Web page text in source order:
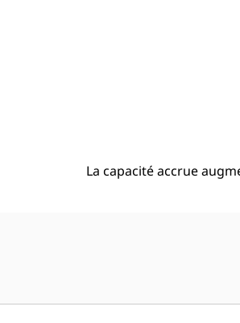
La capacité accrue